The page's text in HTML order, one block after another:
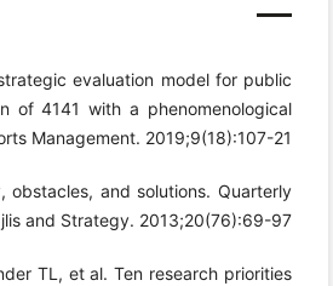
evaluation model for public
of 4141 with a phenomenological
Management. 2019;9(18):107-21.
obstacles, and solutions. Quarterly
and Strategy. 2013;20(76):69-97.
TL, et al. Ten research priorities